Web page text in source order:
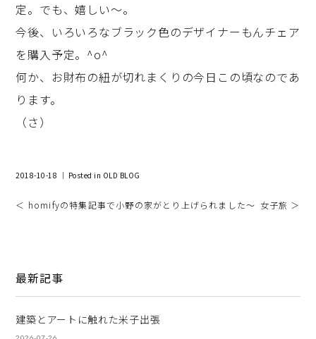
定。でも、嬉しい～。
今後、いろいろなブラック色のデザイナーもんチェア
を購入予定。^o^
何か、お財布の紐が切れまくりの今日この頃なのであ
ります。
（さ）
2018-10-18 ｜ Posted in OLD BLOG
＜ homifyの特集記事で小野の家がとり上げられました～ 女子旅 ＞
最新記事
建築とアートに触れた米子出張